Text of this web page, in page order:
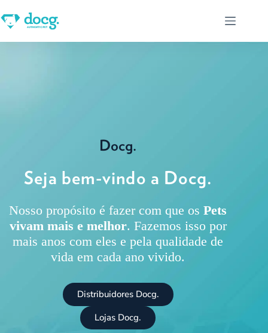
A
Chile,
Prado
Velho,
Curitiba
- PR
Docg.
Seja bem-vindo a Docg.
Nosso propósito é fazer com que osPets
vivam mais e melhor. Fazemos isso por
mais anos com eles e pela qualidade de
vida em cada ano vivido.
Distribuidores Docg.
Lojas Docg.